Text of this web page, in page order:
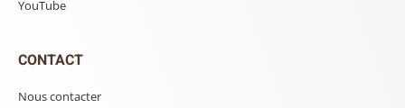
YouTube
CONTACT
Nous contacter